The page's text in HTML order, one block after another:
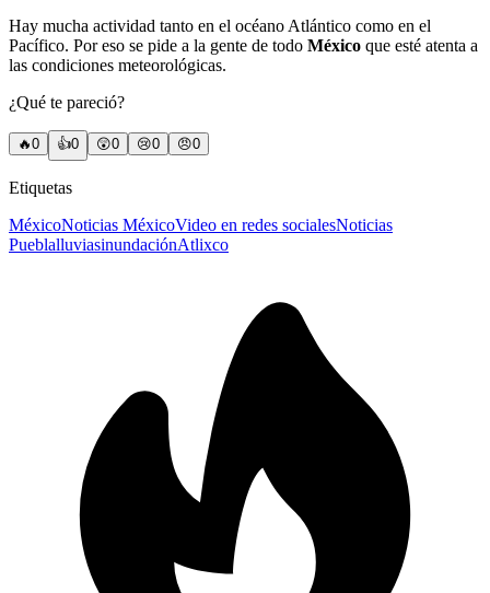
Hay mucha actividad tanto en el océano Atlántico como en el
Pacífico. Por eso se pide a la gente de todo México que esté atenta a
las condiciones meteorológicas.
¿Qué te pareció?
🔥0 👍0 😲0 😢0 😠0
Etiquetas
MéxicoNoticias MéxicoVideo en redes socialesNoticias
PueblalluviasinundaciónAtlixco